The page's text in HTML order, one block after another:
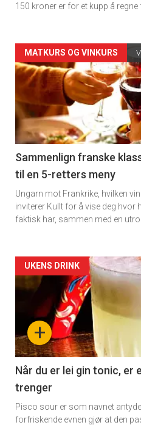
150 kroner er for et kupp å
Forsiden
akkurat
nå
-
5
MATKURS OG VINKURS
Sammenlign franske
til en 5-retters meny
Ungarn mot Frankrike, hvilken
inviterer Kullt for å vise deg hvor
faktisk har, sammen med en
Forsiden
akkurat
nå
-
6
+
UKENS DRINK
Når du er lei gin tonic, er
trenger
Pisco sour er som navnet
forfriskende evnen gjør at den